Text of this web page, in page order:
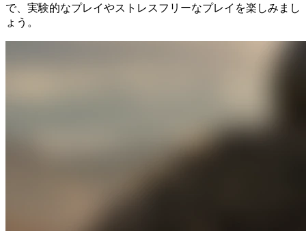
で、実験的なプレイやストレスフリーなプレイを楽しみまし
ょう。